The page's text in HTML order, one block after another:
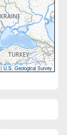
U.S. Geological Survey